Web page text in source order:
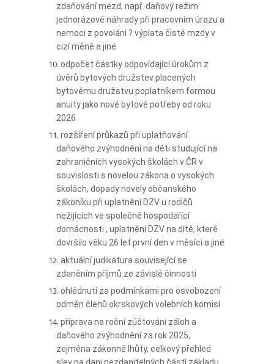
zdaňování mezd, např. daňový režim
jednorázové náhrady při pracovním úrazu a
nemoci z povolání ? výplata čisté mzdy v
cizí měně a jiné
odpočet částky odpovídající úrokům z
úvěrů bytových družstev placených
bytovému družstvu poplatníkem formou
anuity jako nové bytové potřeby od roku
2026
rozšíření průkazů při uplatňování
daňového zvýhodnění na děti studující na
zahraničních vysokých školách v ČR v
souvislosti s novelou zákona o vysokých
školách, dopady novely občanského
zákoníku při uplatnění DZV u rodičů
nežijících ve společně hospodařící
domácnosti , uplatnění DZV na dítě, které
dovršilo věku 26 let první den v měsíci a jiné
aktuální judikatura související se
zdaněním příjmů ze závislé činnosti
ohlédnutí za podmínkami pro osvobození
odměn členů okrskových volebních komisí
příprava na roční zúčtování záloh a
daňového zvýhodnění za rok 2025,
zejména zákonné lhůty, celkový přehled
slev na dani nezdanitelných částí základu